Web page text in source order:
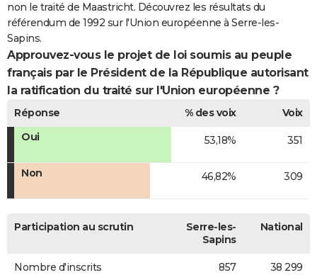
non le traité de Maastricht. Découvrez les résultats du
référendum de 1992 sur l'Union européenne à Serre-les-
Sapins.
Approuvez-vous le projet de loi soumis au peuple
français par le Président de la République autorisant
la ratification du traité sur l'Union européenne ?
Réponse % des voix
Voix
Oui
53,18% 351
Non 46,82% 309
Participation au scrutin
Serre-les-
Sapins
National
Nombre d'inscrits 857
38 299